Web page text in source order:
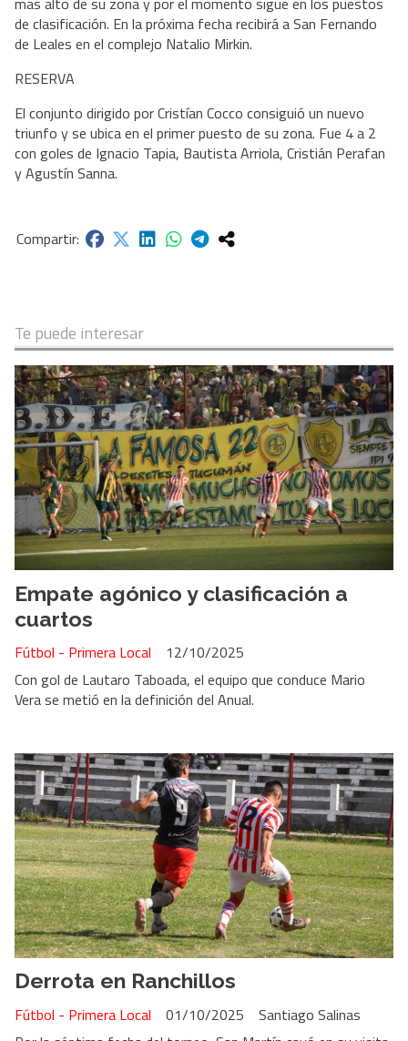
de clasificación. En la próxima fecha recibirá a San Fernando
de Leales en el complejo Natalio Mirkin.
RESERVA
El conjunto dirigido por Cristían Cocco consiguió un nuevo
triunfo y se ubica en el primer puesto de su zona. Fue 4 a 2
con goles de Ignacio Tapia, Bautista Arriola, Cristián Perafan
y Agustín Sanna.
Te puede interesar
Empate agónico y clasificación a
cuartos
Fútbol - Primera Local
12/10/2025
Con gol de Lautaro Taboada, el equipo que conduce Mario
Vera se metió en la definición del Anual.
Derrota en Ranchillos
Santiago Salinas
Fútbol - Primera Local
01/10/2025